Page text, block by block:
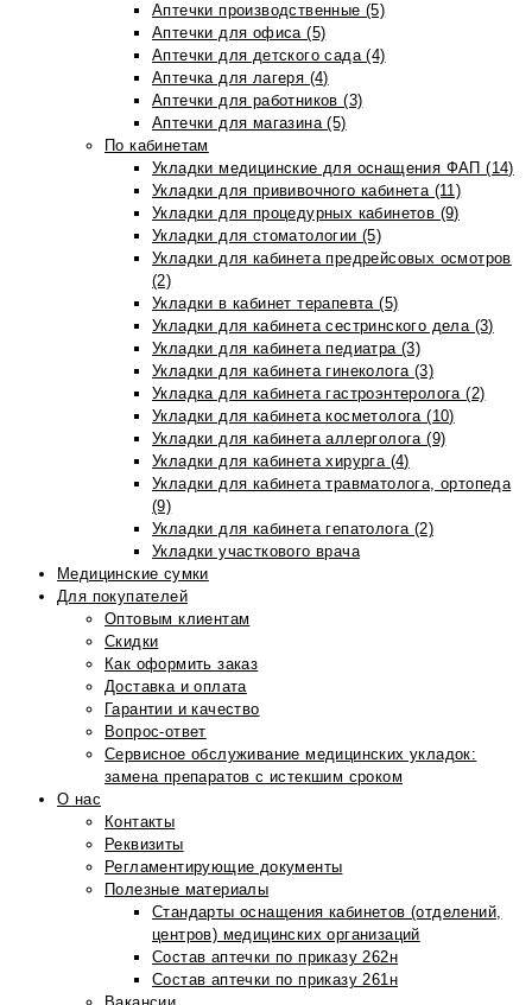
Аптечки производственные (5)
Аптечки для офиса (5)
Аптечки для детского сада (4)
Аптечка для лагеря (4)
Аптечки для работников (3)
Аптечки для магазина (5)
По кабинетам
Укладки медицинские для оснащения ФАП (14)
Укладки для прививочного кабинета (11)
Укладки для процедурных кабинетов (9)
Укладки для стоматологии (5)
Укладки для кабинета предрейсовых осмотров
(2)
Укладки в кабинет терапевта (5)
Укладки для кабинета сестринского дела (3)
Укладки для кабинета педиатра (3)
Укладки для кабинета гинеколога (3)
Укладка для кабинета гастроэнтеролога (2)
Укладки для кабинета косметолога (10)
Укладки для кабинета аллерголога (9)
Укладки для кабинета хирурга (4)
Укладки для кабинета травматолога, ортопеда
(9)
Укладки для кабинета гепатолога (2)
Укладки участкового врача
Медицинские сумки
Для покупателей
Оптовым клиентам
Скидки
Как оформить заказ
Доставка и оплата
Гарантии и качество
Вопрос-ответ
Сервисное обслуживание медицинских укладок:
замена препаратов с истекшим сроком
О нас
Контакты
Реквизиты
Регламентирующие документы
Полезные материалы
Стандарты оснащения кабинетов (отделений,
центров) медицинских организаций
Состав аптечки по приказу 262н
Состав аптечки по приказу 261н